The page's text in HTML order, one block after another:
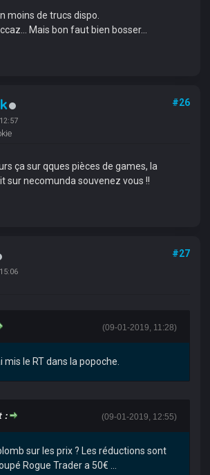
moins de trucs dispo.
Mais bon faut bien bosser...
#26
ça sur qques pièces de games, la
sur necomunda souvenez vous !!
#27
(09-01-2019, 11:28)
mis le RT dans la popoche.
(09-01-2019, 12:55)
:
sur les prix ? Les réductions sont
Rogue Trader a 50€ ...